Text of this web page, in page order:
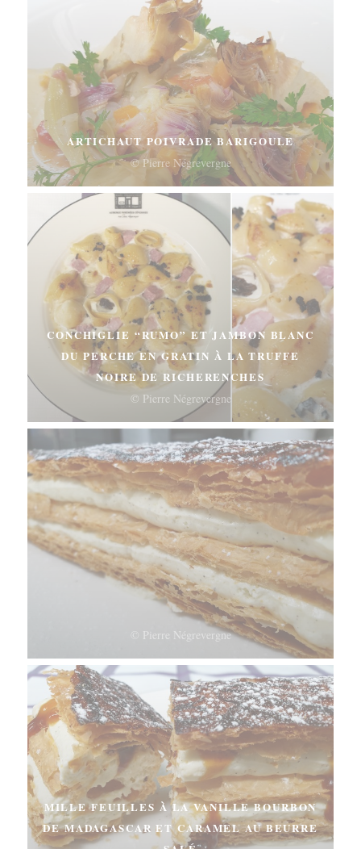
ARTICHAUT POIVRADE BARIGOULE
© Pierre Négrevergne
CONCHIGLIE “RUMO” ET JAMBON BLANC
DU PERCHE EN GRATIN À LA TRUFFE
NOIRE DE RICHERENCHES
© Pierre Négrevergne
© Pierre Négrevergne
MILLE FEUILLES À LA VANILLE BOURBON
DE MADAGASCAR ET CARAMEL AU BEURRE